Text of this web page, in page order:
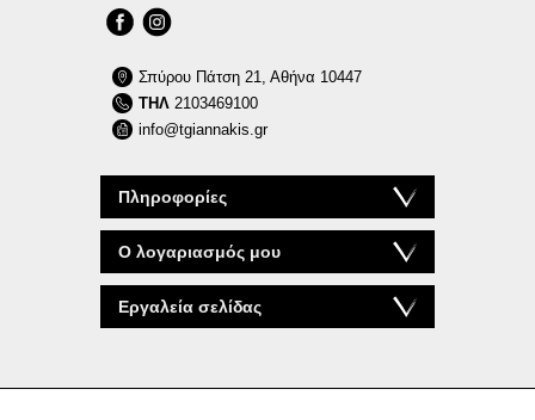
Πληροφορίες
Ο λογαριασμός μου
Εργαλεία σελίδας
Σπύρου Πάτση 21, Αθήνα 10447
ΤΗΛ2103469100
info@tgiannakis.gr